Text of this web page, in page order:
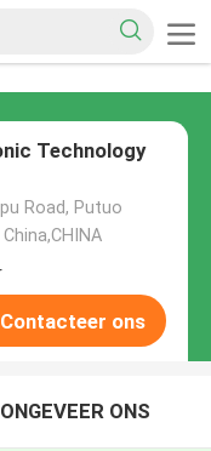
Technology
Road, Putuo
Contacteer ons
ONGEVEER ONS